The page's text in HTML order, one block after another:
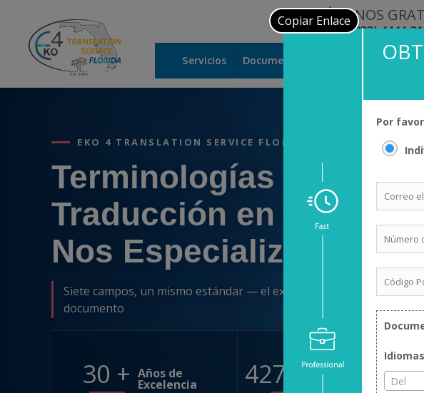
LLÁMENOS
(833) 4444-
Servicios Documentos
EKO 4 TRANSLATION SERVICE FLORIDA
Terminologías de
Traducción en las que
Nos Especializamos
Siete campos, un mismo estándar — el experto correcto para cada
documento
35+ Años de
Excelencia 50000+ Clientes
Satisfechos
Copiar Enlace
Por
Idiomas
Del